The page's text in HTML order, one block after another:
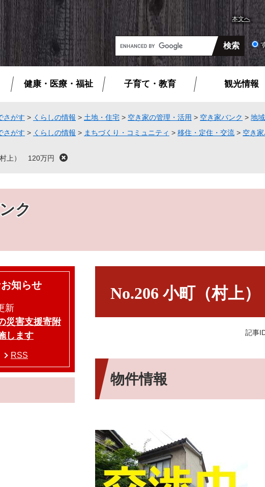
本文へ
G
o
o
カ
健康・医療・福祉 子育て・教育 観光情報
さがす > くらしの情報 > 土地・住宅 > 空き家の管理・活用 > 空き家バンク > 地
さがす > くらしの情報 > まちづくり・コミュニティ > 移住・定住・交流 > 空き
上） 120万円
閉
ク
No.206 小町（村上
記事
物件情報
知らせ
新
災害支援寄附
します
RSS